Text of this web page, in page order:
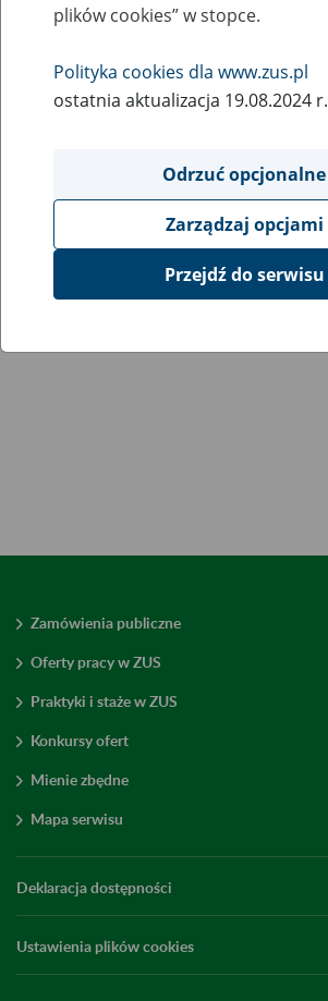
Zamówienia publiczne
Oferty pracy w ZUS
Praktyki i staże w ZUS
Konkursy ofert
Mienie zbędne
Mapa serwisu
Deklaracja dostępności
Ustawienia plików cookies
plików cookies” w stopce.
Polityka cookies dla www.zus.pl
ostatnia aktualizacja 19.08.2024 r.
Odrzuć opcjonalne
Zarządzaj opcjami
Przejdź do serwisu